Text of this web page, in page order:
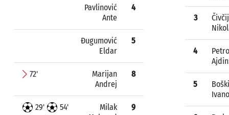
Pavlinović
Ante
4
Đugumović
Eldar
5
72'
Marijan
Andrej
8
29' 54'
Milak
9
3
4
Ajdin
5
Ivano